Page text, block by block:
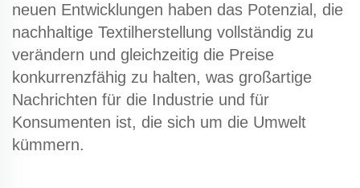
neuen Entwicklungen haben das Potenzial, die
nachhaltige Textilherstellung vollständig zu
verändern und gleichzeitig die Preise
konkurrenzfähig zu halten, was großartige
Nachrichten für die Industrie und für
Konsumenten ist, die sich um die Umwelt
kümmern.